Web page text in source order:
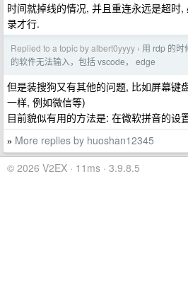
时间就掉线的情况, 并且重连永远是超时
录才行.
Replied to a topic by albert0yyyy › 用 rdp 的时
的软件无法输入，包括 vscode， edge
但是装搜狗又有其他的问题, 比如屏幕键
一样, 例如微信等)
目前貌似有用的方法是: 在微软拼音的设
» More replies by huoshan12345
© 2026 V2EX · 11ms · 3.9.8.5